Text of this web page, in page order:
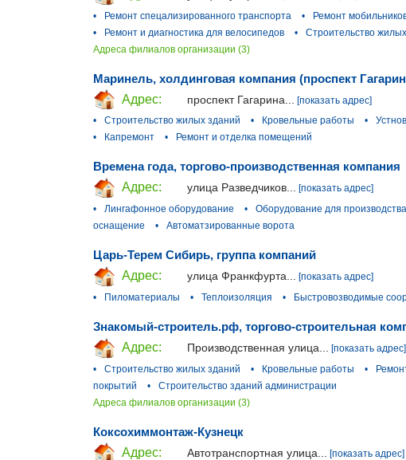
•
Ремонт спецализированного транспорта • Ремонт
•
Ремонт и диагностика для велосипедов •
Строительство
Адреса филиалов организации (3)
Маринель, холдинговая компания (проспект
Адрес:
проспект Гагарина...
[показать адрес]
•
Строительство жилых зданий • Кровельные работы •
•
Капремонт • Ремонт и отделка помещений
Времена года, торгово-производственная компания
Адрес:
улица Разведчиков... [показать адрес]
•
Лингафонное оборудование • Оборудование для
оснащение
• Автоматзированные ворота
Царь-Терем Сибирь, группа компаний
Адрес:
улица Франкфурта...
[показать адрес]
•
Пиломатериалы • Теплоизоляция • Быстровозводимые
Знакомый-строитель.рф, торгово-строительная
Адрес:
Производственная улица...
[показать адрес]
•
Строительство жилых зданий • Кровельные работы •
покрытий
•
Строительство зданий администрации
Адреса филиалов организации (3)
Коксохиммонтаж-Кузнецк
Адрес:
Автотранспортная улица...
[показать адрес]